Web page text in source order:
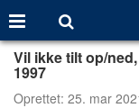
Vil ikke tilt op/
1997
Oprettet: 25. mar